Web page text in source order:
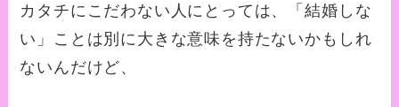
カタチにこだわない人にとっては、「結婚しな
い」ことは別に大きな意味を持たないかもしれ
ないんだけど、